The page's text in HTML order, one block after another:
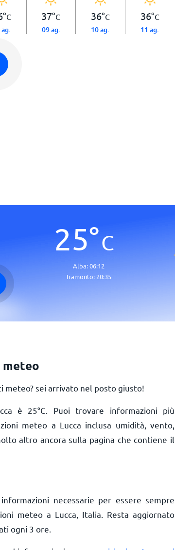
°C 37°C
09 ag.
36°C
10 ag.
36°C
11 ag.
25°C
Alba:06:12
Tramonto: 20:35
meteo
meteo? sei arrivato nel posto giusto!
è 25°C . Puoi trovare informazioni più
meteo a Lucca inclusa umidità, vento,
altro ancora sulla pagina che contiene il
necessarie per essere sempre
meteo a Lucca, Italia. Resta aggiornato
ogni 3 ore.